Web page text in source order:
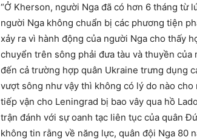
“Ở Kherson, người Nga đã có hơn 6 tháng từ
người Nga không chuẩn bị các phương tiện
xảy ra vì hành động của người Nga cho thấy
chuyển trên sông phải đưa tàu và thuyền
đến cả trường hợp quân Ukraine trưng dụng
vượt sông như vậy thì không có lý do nào
tiếp vận cho Leningrad bị bao vây qua hồ
trận đánh với sự oanh tạc liên tục của quân
không tin rằng về năng lực, quân đội Nga 80